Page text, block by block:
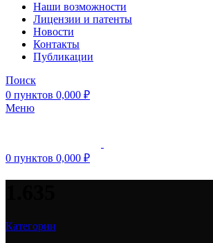
Наши возможности
Лицензии и патенты
Новости
Контакты
Публикации
Поиск
0 пунктов 0,000 ₽
Меню
0 пунктов 0,000 ₽
Категории